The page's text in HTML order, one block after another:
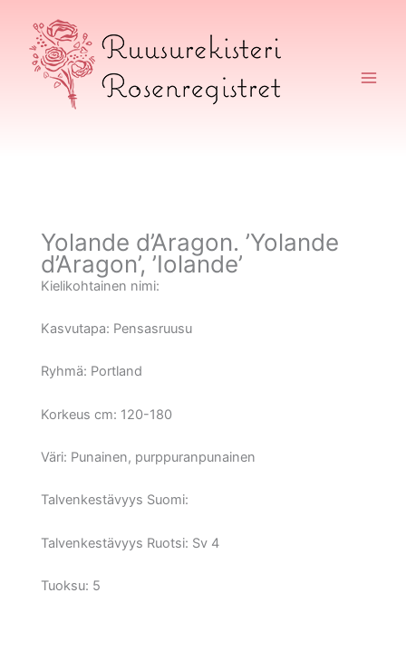
sisältöön
Yolande d’Aragon. ’Yolande
d’Aragon’, ’Iolande’
Kielikohtainen nimi:
Kasvutapa: Pensasruusu
Ryhmä: Portland
Korkeus cm: 120-180
Väri: Punainen, purppuranpunainen
Talvenkestävyys Suomi:
Talvenkestävyys Ruotsi: Sv 4
Tuoksu: 5